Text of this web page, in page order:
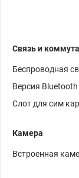
Связь и
Беспроводная
Версия Bluetooth
Слот для сим
Камера
Встроенная